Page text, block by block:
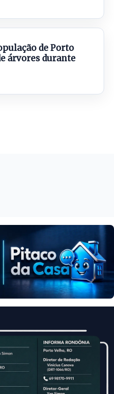
de Porto
árvores durante